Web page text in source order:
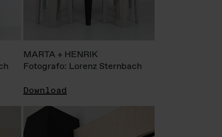
MARTA + HENRIK
Fotografo: Lorenz Sternbach
Download